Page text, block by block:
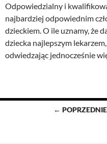
Odpowiedzialny i
najbardziej odpowiednim
dzieckiem. O ile uznamy, że
dziecka najlepszym
odwiedzając jednocześnie
Nawigacja← POPRZEDNIE